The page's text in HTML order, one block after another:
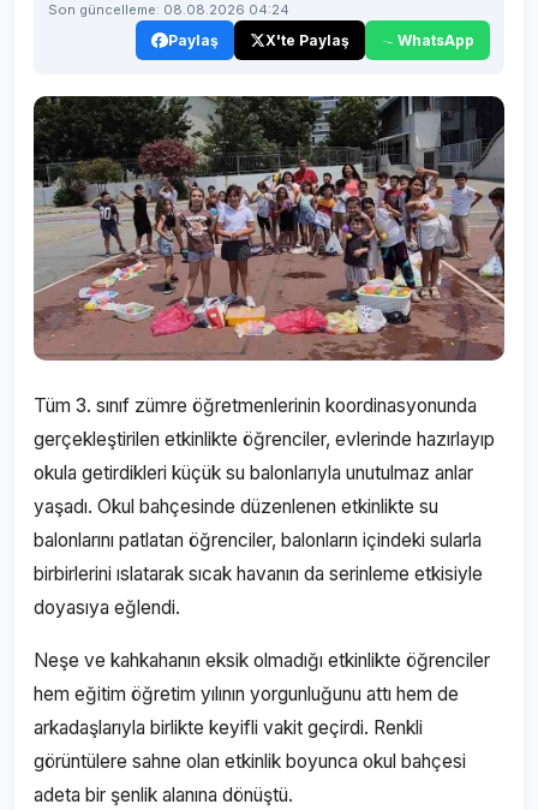
Son güncelleme: 08.08.2026 04:24
Paylaş X'te Paylaş WhatsApp
Tüm 3. sınıf zümre öğretmenlerinin koordinasyonunda
gerçekleştirilen etkinlikte öğrenciler, evlerinde hazırlayıp
okula getirdikleri küçük su balonlarıyla unutulmaz anlar
yaşadı. Okul bahçesinde düzenlenen etkinlikte su
balonlarını patlatan öğrenciler, balonların içindeki sularla
birbirlerini ıslatarak sıcak havanın da serinleme etkisiyle
doyasıya eğlendi.
Neşe ve kahkahanın eksik olmadığı etkinlikte öğrenciler
hem eğitim öğretim yılının yorgunluğunu attı hem de
arkadaşlarıyla birlikte keyifli vakit geçirdi. Renkli
görüntülere sahne olan etkinlik boyunca okul bahçesi
adeta bir şenlik alanına dönüştü.